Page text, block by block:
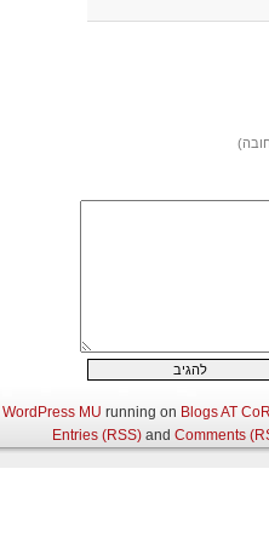
WordPress MU running on Blogs AT
Entries (RSS)and Comments